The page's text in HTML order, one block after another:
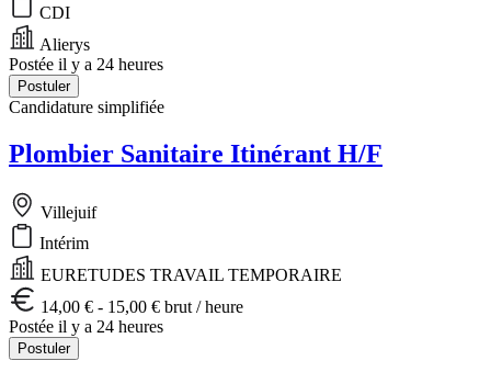
CDI
Alierys
Postée il y a 24 heures
Postuler
Candidature simplifiée
Plombier Sanitaire Itinérant H/F
Villejuif
Intérim
EURETUDES TRAVAIL TEMPORAIRE
14,00 € - 15,00 € brut / heure
Postée il y a 24 heures
Postuler